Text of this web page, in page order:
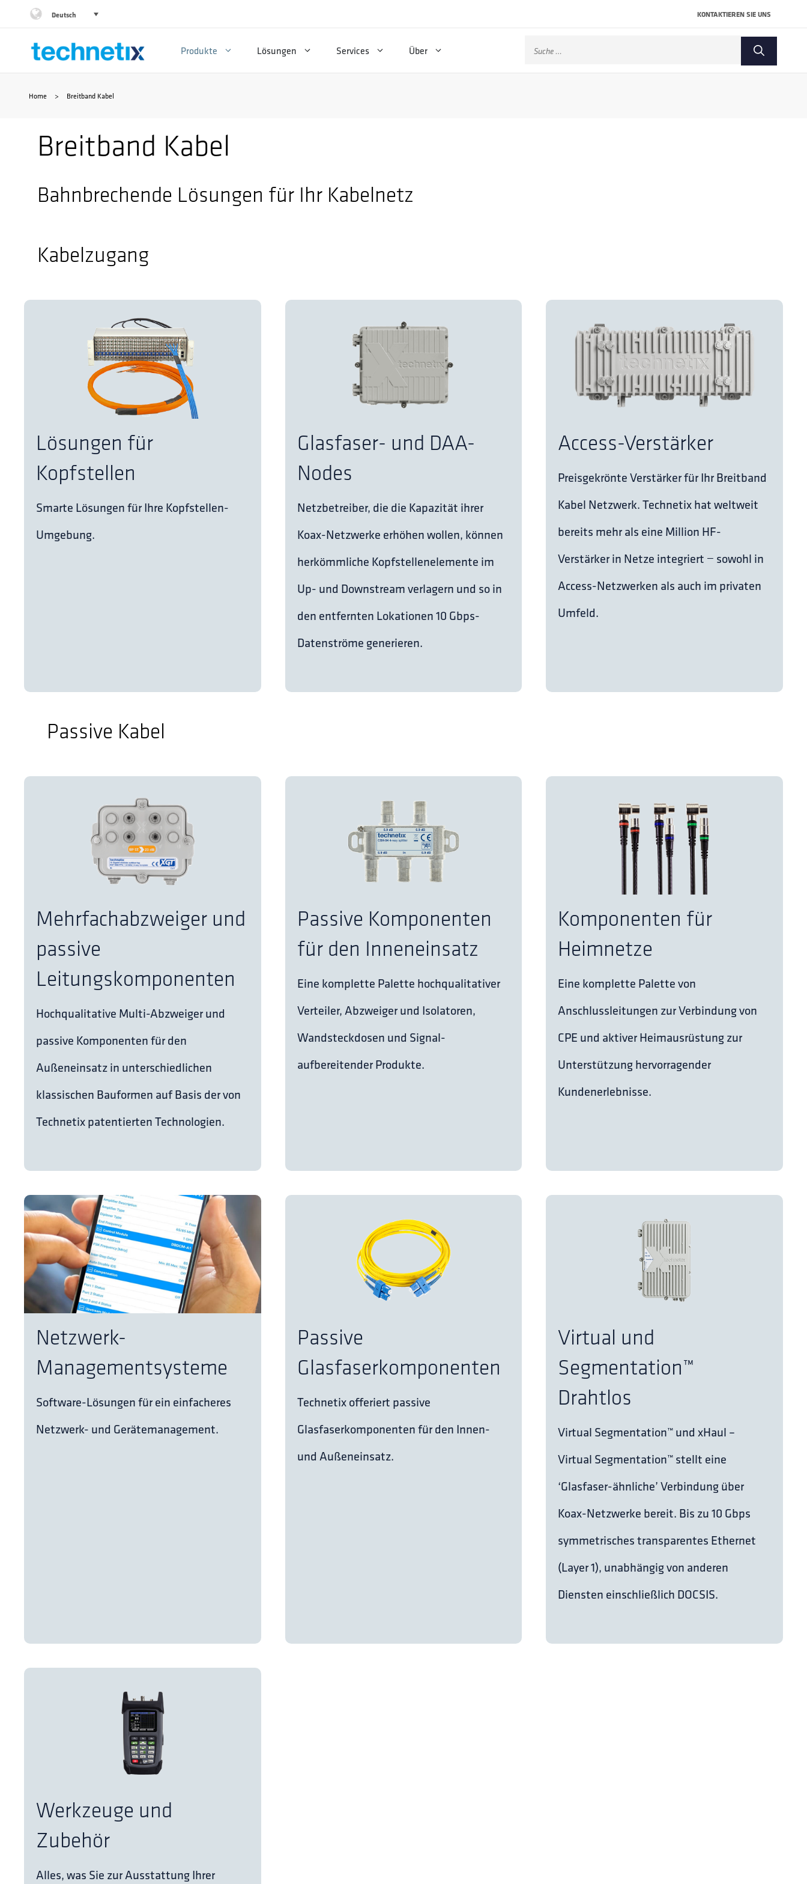
Deutsch KONTAKTIEREN SIE UNS
Produkte Lösungen Services Über
Suche
Home > Breitband Kabel
Breitband Kabel
Bahnbrechende Lösungen für Ihr Kabelnetz
Kabelzugang
Lösungen für
Kopfstellen
Smarte Lösungen für Ihre Kopfstellen-
Umgebung.
Glasfaser- und DAA-
Nodes
Netzbetreiber, die die Kapazität ihrer
Koax-Netzwerke erhöhen wollen, können
herkömmliche Kopfstellenelemente im
Up- und Downstream verlagern und so in
den entfernten Lokationen 10 Gbps-
Datenströme generieren.
Access-Verstärker
Preisgekrönte Verstärker für Ihr Breitband
Kabel Netzwerk. Technetix hat weltweit
bereits mehr als eine Million HF-
Verstärker in Netze integriert − sowohl in
Access-Netzwerken als auch im privaten
Umfeld.
Passive Kabel
Mehrfachabzweiger und
passive
Leitungskomponenten
Hochqualitative Multi-Abzweiger und
passive Komponenten für den
Außeneinsatz in unterschiedlichen
klassischen Bauformen auf Basis der von
Technetix patentierten Technologien.
Passive Komponenten
für den Inneneinsatz
Eine komplette Palette hochqualitativer
Verteiler, Abzweiger und Isolatoren,
Wandsteckdosen und Signal-
aufbereitender Produkte.
Komponenten für
Heimnetze
Eine komplette Palette von
Anschlussleitungen zur Verbindung von
CPE und aktiver Heimausrüstung zur
Unterstützung hervorragender
Kundenerlebnisse.
Netzwerk-
Managementsysteme
Software-Lösungen für ein einfacheres
Netzwerk- und Gerätemanagement.
Passive
Glasfaserkomponenten
Technetix offeriert passive
Glasfaserkomponenten für den Innen-
und Außeneinsatz.
Virtual und
Segmentation™
Drahtlos
Virtual Segmentation™ und xHaul –
Virtual Segmentation™ stellt eine
‘Glasfaser-ähnliche’ Verbindung über
Koax-Netzwerke bereit. Bis zu 10 Gbps
symmetrisches transparentes Ethernet
(Layer 1), unabhängig von anderen
Diensten einschließlich DOCSIS.
Werkzeuge und
Zubehör
Alles, was Sie zur Ausstattung Ihrer